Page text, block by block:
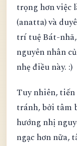
trọng hơn việc
(anatta) và
trí tuệ Bát-
nguyên nhân
nhẹ điều này. :)
Tuy nhiên,
tránh, bởi tâm
hướng nhị
ngạc hơn nữa,